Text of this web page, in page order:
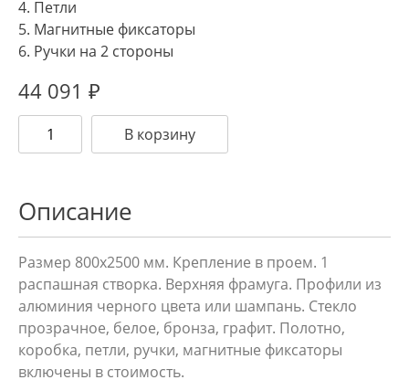
4. Петли
5. Магнитные фиксаторы
6. Ручки на 2 стороны
44 091 ₽
В корзину
Описание
Размер 800х2500 мм. Крепление в проем. 1
распашная створка. Верхняя фрамуга. Профили из
алюминия черного цвета или шампань. Стекло
прозрачное, белое, бронза, графит. Полотно,
коробка, петли, ручки, магнитные фиксаторы
включены в стоимость.